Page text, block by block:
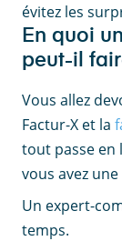
évitez les
En quoi
peut-il
Vous allez
Factur-X et la
tout passe en
vous avez
Un expert-
temps.